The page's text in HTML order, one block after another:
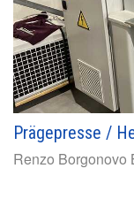
Prägepresse /
Renzo Borgonovo